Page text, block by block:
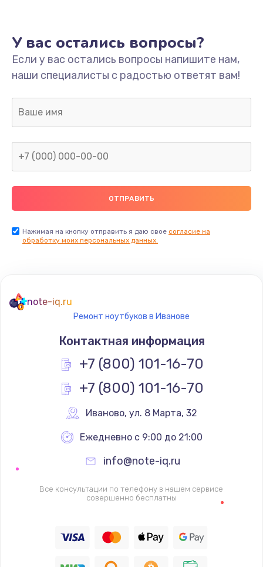
У вас остались вопросы?
Если у вас остались вопросы напишите нам,
наши специалисты с радостью ответят вам!
Нажимая на кнопку отправить я даю свое согласие на
обработку моих персональных данных.
note-iq.ru
Ремонт ноутбуков в Иванове
Контактная информация
+7 (800) 101-16-70
+7 (800) 101-16-70
Иваново, ул. 8 Марта, 32
Ежедневно с 9:00 до 21:00
info@note-iq.ru
Все консультации по телефону в нашем сервисе
совершенно бесплатны